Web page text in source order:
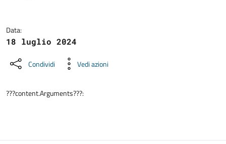
Data:
18 luglio 2024
Condividi Vedi azioni
???content.Arguments???: